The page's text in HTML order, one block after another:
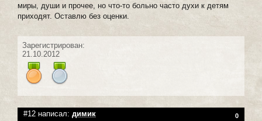
миры, души и прочее, но что-то больно часто духи к детям
приходят. Оставлю без оценки.
Зарегистрирован:
21.10.2012
#12 написал: димик 0